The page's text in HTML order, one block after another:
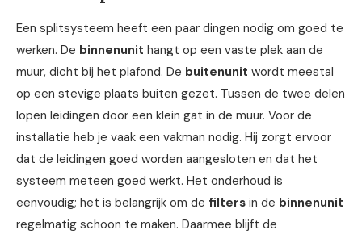
Een splitsysteem heeft een paar dingen nodig om goed te
werken. De binnenunit hangt op een vaste plek aan de
muur, dicht bij het plafond. De buitenunit wordt meestal
op een stevige plaats buiten gezet. Tussen de twee delen
lopen leidingen door een klein gat in de muur. Voor de
installatie heb je vaak een vakman nodig. Hij zorgt ervoor
dat de leidingen goed worden aangesloten en dat het
systeem meteen goed werkt. Het onderhoud is
eenvoudig; het is belangrijk om de filters in de binnenunit
regelmatig schoon te maken. Daarmee blijft de